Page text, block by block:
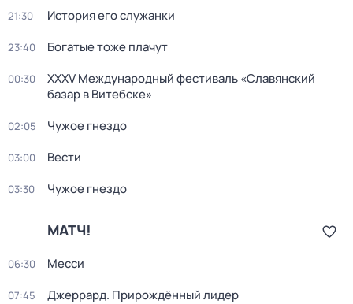
21:30 История его служанки
23:40 Богатые тоже плачут
00:30
XXXV Международный фестиваль «Славянский
базар в Витебске»
02:05 Чужое гнездо
03:00 Вести
03:30 Чужое гнездо
МАТЧ!
06:30 Месси
07:45 Джеррард. Прирождённый лидер